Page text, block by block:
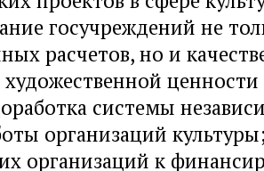
госучреждений не
расчетов, но и
художественной
системы
организаций
организаций к